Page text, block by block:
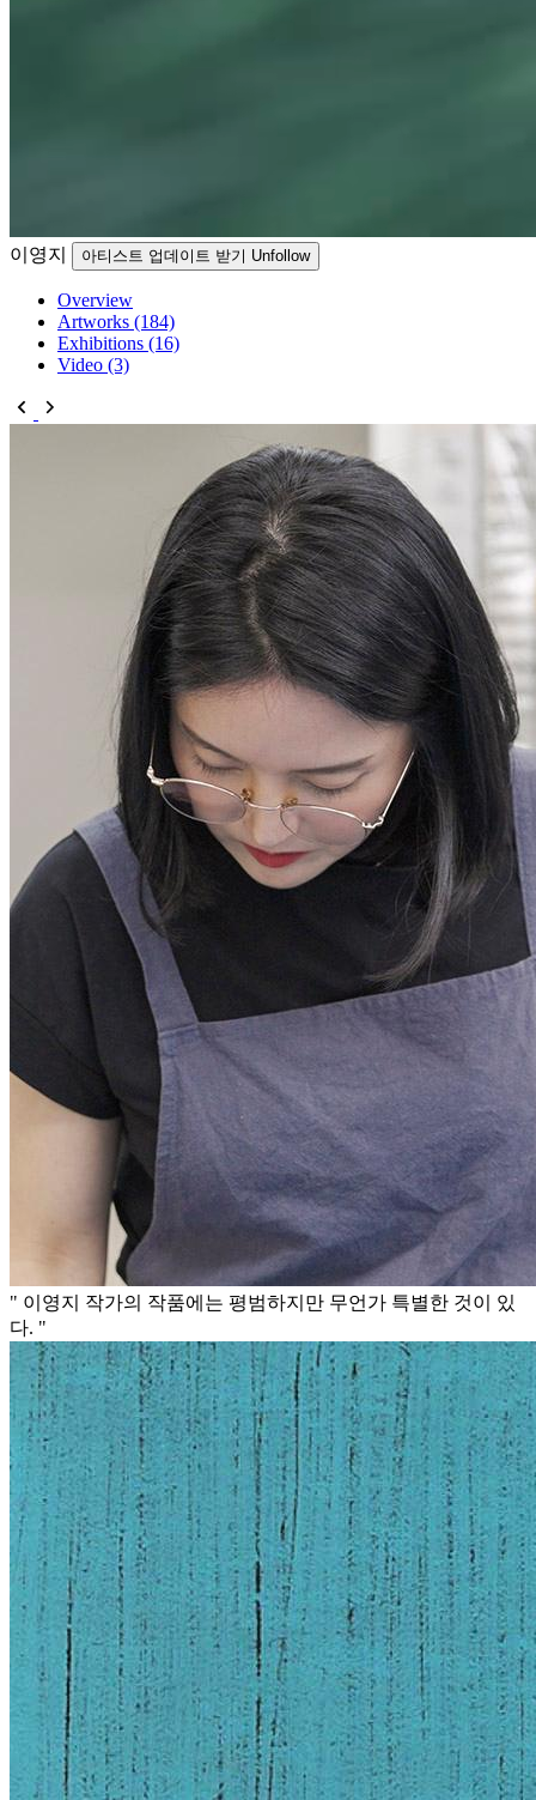
이영지 아티스트 업데이트 받기 Unfollow
Overview
Artworks (184)
Exhibitions (16)
Video (3)
" 이영지 작가의 작품에는 평범하지만 무언가 특별한 것이 있
다. "